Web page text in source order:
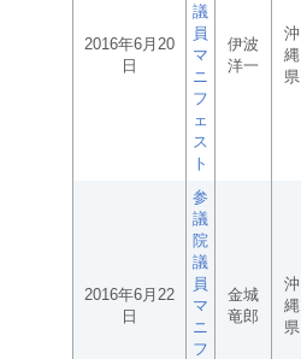
2016年6月20
日
議
員
マ
ニ
フ
ェ
ス
ト
伊波
洋一
沖
縄
県
2016年6月22
日
参
議
院
議
員
マ
ニ
フ
金城
竜郎
沖
縄
県